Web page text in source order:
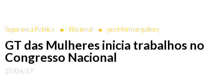
Segurança Pública Nacional post-format-gallery
GT das Mulheres inicia trabalhos no
Congresso Nacional
27/04/17